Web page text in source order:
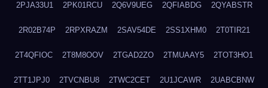
2PJA33U1 2PK01RCU 2Q6V9UEG 2QFIABDG 2QYABSTR
2R02B74P 2RPXRAZM 2SAV54DE 2SS1XHM0 2T0TIR21
2T4QFIOC 2T8M8OOV 2TGAD2ZO 2TMUAAY5 2TOT3HO1
2TT1JPJ0 2TVCNBU8 2TWC2CET 2U1JCAWR 2UABCBNW